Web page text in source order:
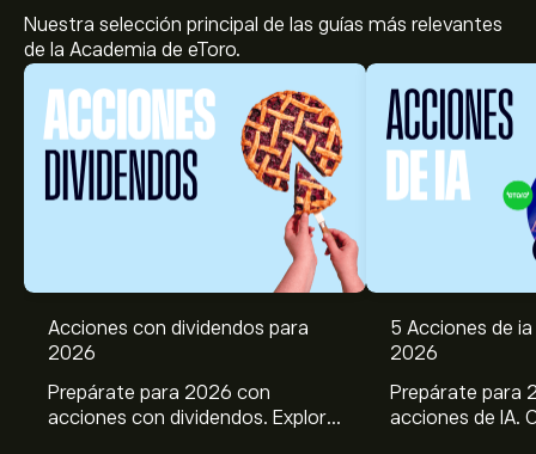
Nuestra selección principal de las guías más relevantes
de la Academia de eToro.
Acciones con dividendos para
2026
Prepárate para 2026 con
acciones con dividendos. Explora
5 Acciones de
2026
Prepárate para
acciones de IA.